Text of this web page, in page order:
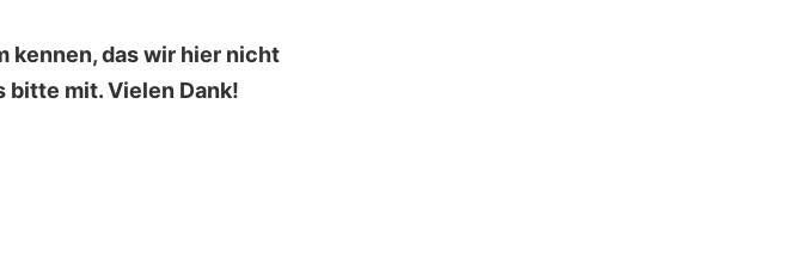
kennen, das wir hier nicht
bitte mit. Vielen Dank!